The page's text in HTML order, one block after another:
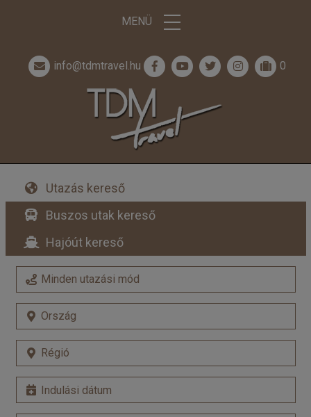
MENÜ
info@tdmtravel.hu 0
Utazás kereső
Buszos utak kereső
Hajóút kereső